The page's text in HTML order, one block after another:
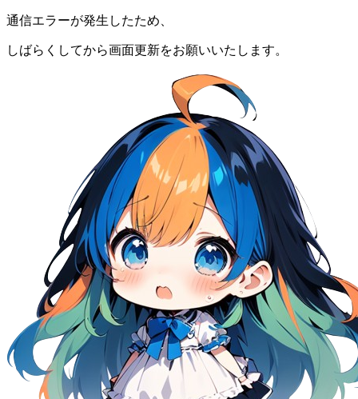
通信エラーが発生したため、
しばらくしてから画面更新をお願いいたします。